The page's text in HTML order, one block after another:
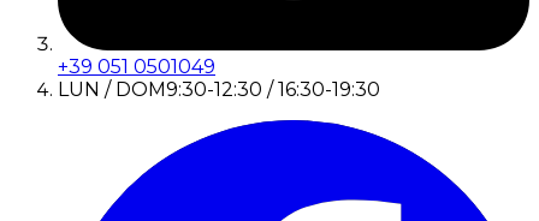
+39 051 0501049
LUN / DOM9:30-12:30 / 16:30-19:30